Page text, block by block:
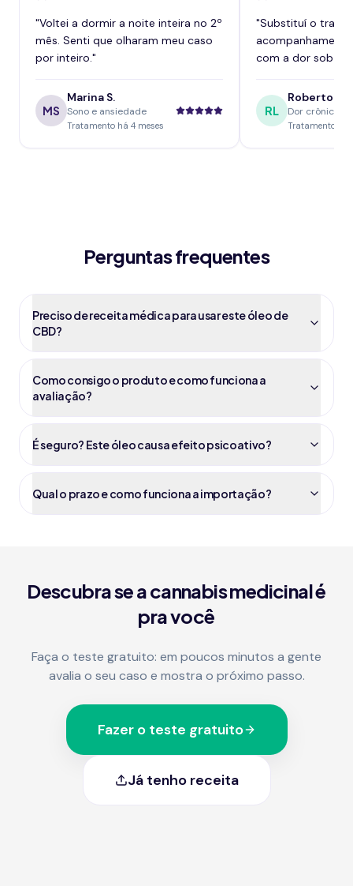
"Voltei a dormir a noite inteira no 2º
mês. Senti que olharam meu caso
por inteiro."
MS
Marina S.
Sono e ansiedade
Tratamento há 4 meses
"Substituí o
com a dor sob
RL
Roberto L.
Dor crônica
Tratamento há
Perguntas frequentes
Preciso de receita médica para usar este óleo de
CBD?
Como consigo o produto e como funciona a
avaliação?
É seguro? Este óleo causa efeito psicoativo?
Qual o prazo e como funciona a importação?
Descubra se a cannabis medicinal é
pra você
Faça o teste gratuito: em poucos minutos a gente
avalia o seu caso e mostra o próximo passo.
Fazer o teste gratuito
Já tenho receita